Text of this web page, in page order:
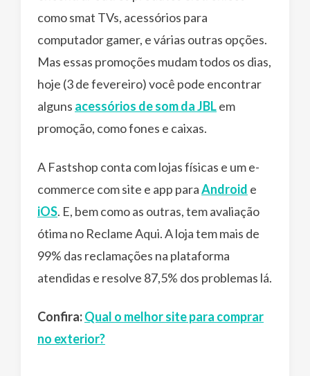
como smat TVs, acessórios para
computador gamer, e várias outras opções.
Mas essas promoções mudam todos os dias,
hoje (3 de fevereiro) você pode encontrar
alguns acessórios de som da JBLem
promoção, como fones e caixas.
A Fastshop conta com lojas físicas e um e-
commerce com site e app paraAndroid e
iOS. E, bem como as outras, tem avaliação
ótima no Reclame Aqui. A loja tem mais de
99% das reclamações na plataforma
atendidas e resolve 87,5% dos problemas lá.
Confira:Qual o melhor site para comprar
no exterior?